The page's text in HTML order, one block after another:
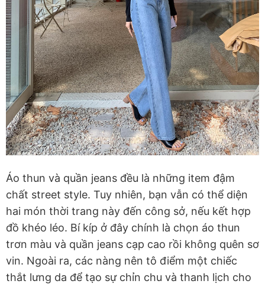
Áo thun và quần jeans đều là những item đậm
chất street style. Tuy nhiên, bạn vẫn có thể diện
hai món thời trang này đến công sở, nếu kết hợp
đồ khéo léo. Bí kíp ở đây chính là chọn áo thun
trơn màu và quần jeans cạp cao rồi không quên sơ
vin. Ngoài ra, các nàng nên tô điểm một chiếc
thắt lưng da để tạo sự chỉn chu và thanh lịch cho